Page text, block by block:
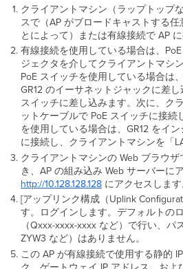
ー
テ
ィ
ン
グ
規
制
クライアントマシン（ラップトップ
スで（AP がブロードキャストする任
とによって）または有線接続で AP に
有線接続を使用している場合は、
ジェクタを介してクライアントマシ
PoE スイッチを使用している場合は
GR12 のイーサネットジャックに差
スイッチに差し込みます。次に、ク
ットケーブルで PoE スイッチに接続
を使用している場合は、GR12 をイ
に接続し、クライアントマシンを「
クライアントマシンの Web ブラウザ
き、AP の組み込み Web サーバーに
http://10.128.128.128にアクセスします
[アップリンク構成（Uplink
す。ログインします。デフォルトの
（Qxxx-xxxx-xxxx など）で行い、パ
ZYW3 など）はありません。
この AP が有線接続で使用する静的